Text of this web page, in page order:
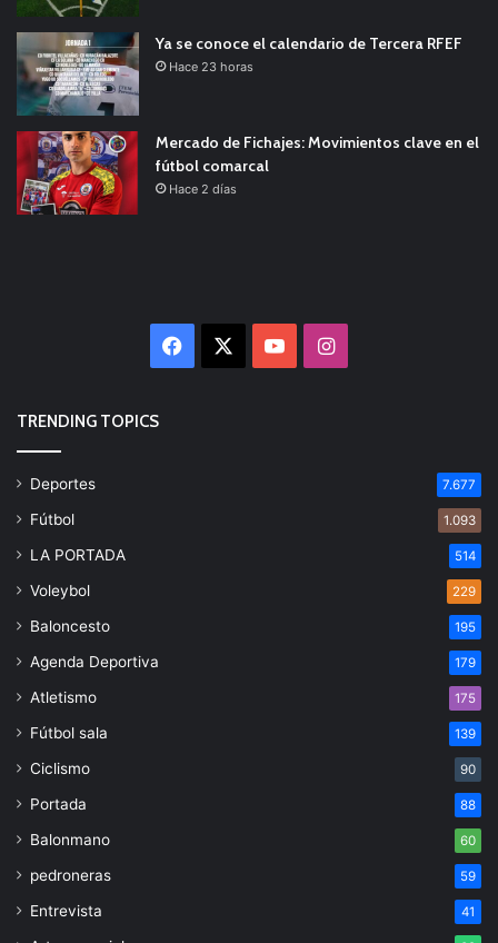
Ya se conoce el calendario de Tercera RFEF
Hace 23 horas
Mercado de Fichajes: Movimientos clave en el
fútbol comarcal
Hace 2 días
Facebook YouTubeInstagram
TRENDING TOPICS
Deportes 7.677
Fútbol 1.093
LA PORTADA 514
Voleybol 229
Baloncesto 195
Agenda Deportiva 179
Atletismo 175
Fútbol sala 139
Ciclismo 90
Portada 88
Balonmano 60
pedroneras 59
Entrevista 41